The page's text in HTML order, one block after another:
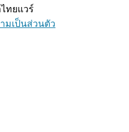
ทยแวร์
มเป็นส่วนตัว